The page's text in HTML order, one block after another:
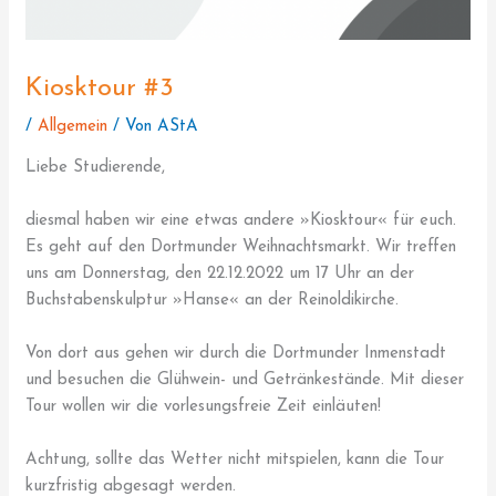
Kiosktour #3
/Allgemein / VonAStA
Liebe Studierende,
diesmal haben wir eine etwas andere »Kiosktour« für euch.
Es geht auf den Dortmunder Weihnachtsmarkt. Wir treffen
uns am Donnerstag, den 22.12.2022 um 17 Uhr an der
Buchstabenskulptur »Hanse« an der Reinoldikirche.
Von dort aus gehen wir durch die Dortmunder Inmenstadt
und besuchen die Glühwein- und Getränkestände. Mit dieser
Tour wollen wir die vorlesungsfreie Zeit einläuten!
Achtung, sollte das Wetter nicht mitspielen, kann die Tour
kurzfristig abgesagt werden.